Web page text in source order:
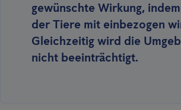
gewünschte Wirkung,
der Tiere mit einbezogen
Gleichzeitig wird die
nicht beeinträchtigt.